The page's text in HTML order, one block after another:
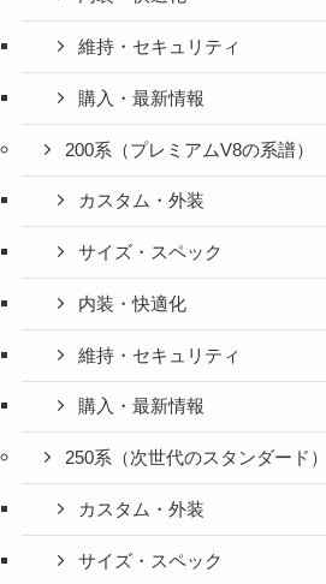
維持・セキュリティ
購入・最新情報
200系（プレミアムV8の系譜）
カスタム・外装
サイズ・スペック
内装・快適化
維持・セキュリティ
購入・最新情報
250系（次世代のスタンダード）
カスタム・外装
サイズ・スペック